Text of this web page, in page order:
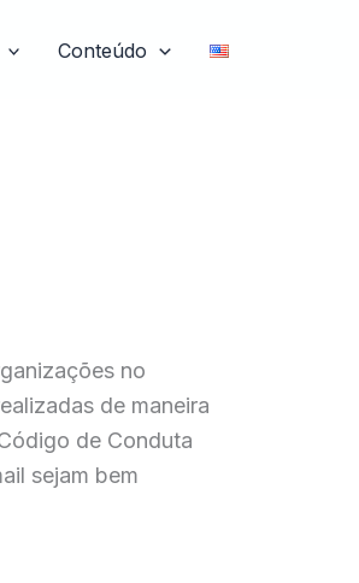
Conteúdo
no
de maneira
de Conduta
sejam bem